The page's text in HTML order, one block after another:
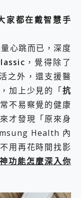
家都在戴智慧手
心跳而已，深度
，覺得除了
之外，還支援醫
，加上少見的「抗
不易察覺的健康
才發現「原來身
Health 內
用再花時間找影
功能怎麼深入你